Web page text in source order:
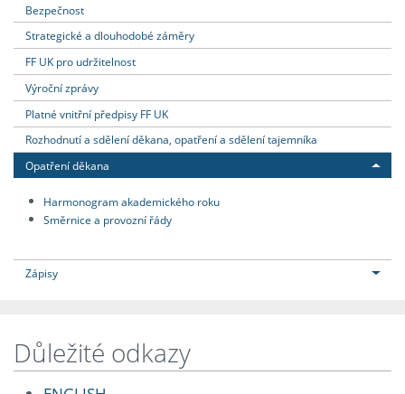
Bezpečnost
Strategické a dlouhodobé záměry
FF UK pro udržitelnost
Výroční zprávy
Platné vnitřní předpisy FF UK
Rozhodnutí a sdělení děkana, opatření a sdělení tajemníka
Opatření děkana
Harmonogram akademického roku
Směrnice a provozní řády
Zápisy
Důležité odkazy